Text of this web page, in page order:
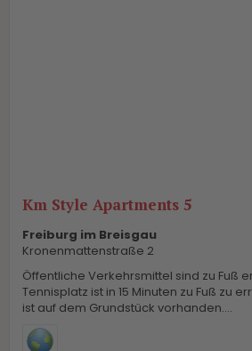
Km Style Apartments 5
Freiburg im Breisgau
Kronenmattenstraße 2
Öffentliche Verkehrsmittel sind zu Fuß
Tennisplatz ist in 15 Minuten zu Fuß zu
ist auf dem Grundstück vorhanden....